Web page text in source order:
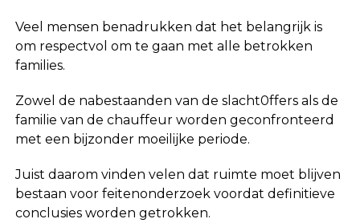
Veel mensen benadrukken dat het belangrijk is
om respectvol om te gaan met alle betrokken
families.
Zowel de nabestaanden van de slacht0ffers als de
familie van de chauffeur worden geconfronteerd
met een bijzonder moeilijke periode.
Juist daarom vinden velen dat ruimte moet blijven
bestaan voor feitenonderzoek voordat definitieve
conclusies worden getrokken.